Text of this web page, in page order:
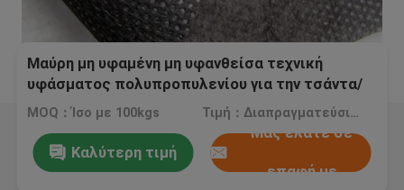
Μαύρη μη υφαμένη μη υφανθείσα τεχνική
υφάσματος πολυπροπυλενίου για την τσάντα/
το ένδυμα
MOQ：Ίσο με 100kgs Τιμή：Διαπραγματεύσιμος
Καλύτερη τιμή
Μας ελάτε σε
επαφή με